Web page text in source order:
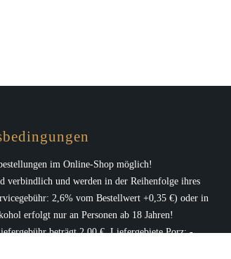
im Online-Shop möglich!
verbindlich und werden in der Reihenfolge ihres
2,6% vom Bestellwert +0,35 €) oder in
erfolgt nur an Personen ab 18 Jahren!
beträgt 2,00 €.Liefergebiete Porz: -